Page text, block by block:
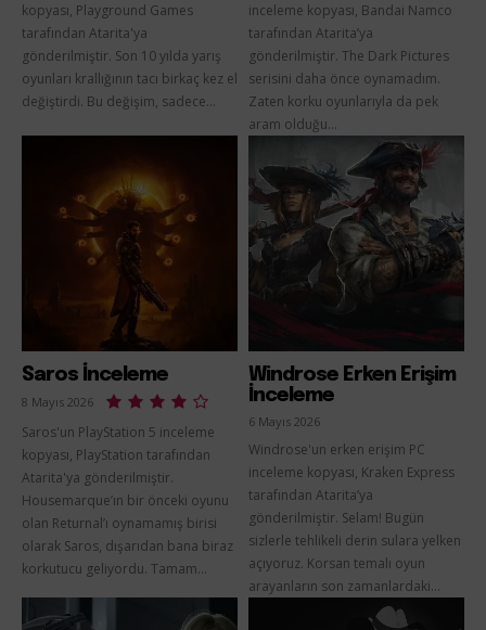
kopyası, Playground Games
tarafından Atarita'ya
gönderilmiştir. Son 10 yılda yarış
oyunları krallığının tacı birkaç kez el
değiştirdi. Bu değişim, sadece...
inceleme kopyası, Bandai Namco
tarafından Atarita’ya
gönderilmiştir. The Dark Pictures
serisini daha önce oynamadım.
Zaten korku oyunlarıyla da pek
aram olduğu...
Saros İnceleme
8 Mayıs 2026
Saros'un PlayStation 5 inceleme
kopyası, PlayStation tarafından
Atarita'ya gönderilmiştir.
Housemarque’ın bir önceki oyunu
olan Returnal’ı oynamamış birisi
olarak Saros, dışarıdan bana biraz
korkutucu geliyordu. Tamam...
Windrose Erken Erişim
İnceleme
6 Mayıs 2026
Windrose'un erken erişim PC
inceleme kopyası, Kraken Express
tarafından Atarita’ya
gönderilmiştir. Selam! Bugün
sizlerle tehlikeli derin sulara yelken
açıyoruz. Korsan temalı oyun
arayanların son zamanlardaki...